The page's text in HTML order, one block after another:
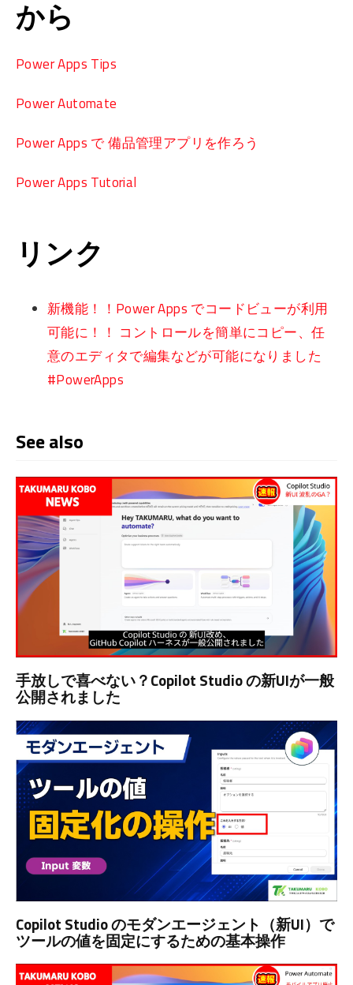
から
Power Apps Tips
Power Automate
Power Apps で 備品管理アプリを作ろう
Power Apps Tutorial
リンク
新機能！！Power Apps でコードビューが利用
可能に！！ コントロールを簡単にコピー、任
意のエディタで編集などが可能になりました
#PowerApps
See also
手放しで喜べない？Copilot Studio の新UIが一般
公開されました
Copilot Studio のモダンエージェント（新UI）で
ツールの値を固定にするための基本操作